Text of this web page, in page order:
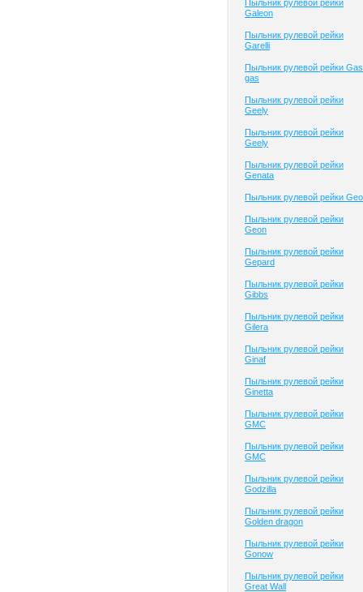
Пыльник рулевой рейки
Galeon
Пыльник рулевой рейки
Garelli
Пыльник рулевой рейки Gas
gas
Пыльник рулевой рейки
Geely
Пыльник рулевой рейки
Geely
Пыльник рулевой рейки
Genata
Пыльник рулевой рейки Geo
Пыльник рулевой рейки
Geon
Пыльник рулевой рейки
Gepard
Пыльник рулевой рейки
Gibbs
Пыльник рулевой рейки
Gilera
Пыльник рулевой рейки
Ginaf
Пыльник рулевой рейки
Ginetta
Пыльник рулевой рейки
GMC
Пыльник рулевой рейки
GMC
Пыльник рулевой рейки
Godzilla
Пыльник рулевой рейки
Golden dragon
Пыльник рулевой рейки
Gonow
Пыльник рулевой рейки
Great Wall